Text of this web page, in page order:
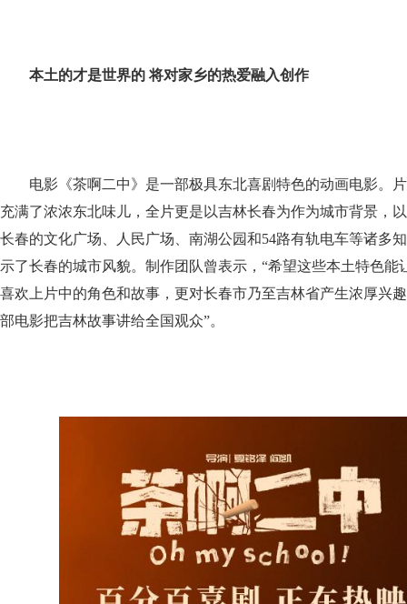
本土的才是世界的 将对家乡的热爱融入创作
电影《茶啊二中》是一部极具东北喜剧特色的动画电影。
充满了浓浓东北味儿，全片更是以吉林长春为作为城市背景，
长春的文化广场、人民广场、南湖公园和54路有轨电车等诸多
示了长春的城市风貌。制作团队曾表示，“希望这些本土特色
喜欢上片中的角色和故事，更对长春市乃至吉林省产生浓厚兴
部电影把吉林故事讲给全国观众”。